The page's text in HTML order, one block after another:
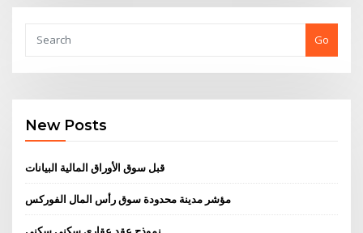
Go
New Posts
قبل سوق الأوراق المالية البيانات
مؤشر مدينة محدودة سوق رأس المال الفوركس